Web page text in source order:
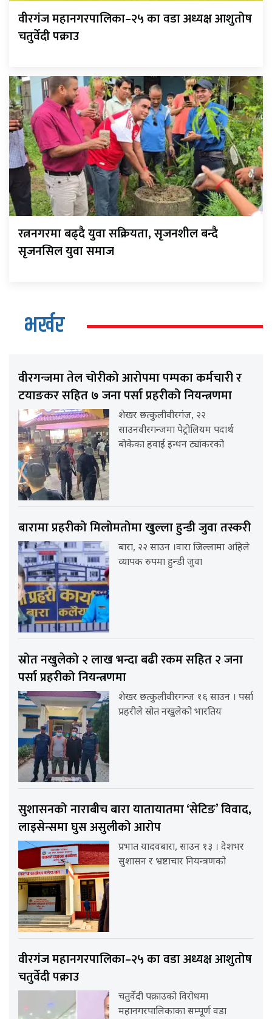
वीरगंज महानगरपालिका–२५ का वडा अध्यक्ष आशुतोष
चतुर्वेदी पक्राउ
रत्ननगरमा बढ्दै युवा सक्रियता, सृजनशील बन्दै
सृजनसिल युवा समाज
भर्खर
वीरगन्जमा तेल चोरीको आरोपमा पम्पका कर्मचारी र
टयाङकर सहित ७ जना पर्सा प्रहरीको नियन्त्रणमा
शेखर छत्कुलीवीरगंज, २२
साउनवीरगन्जमा पेट्रोलियम पदार्थ
बोकेका हवाई इन्धन ट्यांकरको
बारामा प्रहरीको मिलोमतोमा खुल्ला हुन्डी जुवा तस्करी
बारा, २२ साउन ।वारा जिल्लामा अहिले
व्यापक रुपमा हुन्डी जुवा
स्रोत नखुलेको २ लाख भन्दा बढी रकम सहित २ जना
पर्सा प्रहरीको नियन्त्रणमा
शेखर छत्कुलीवीरगन्ज १६ साउन । पर्सा
प्रहरीले स्रोत नखुलेको भारतिय
सुशासनको नाराबीच बारा यातायातमा ‘सेटिङ’ विवाद,
लाइसेन्समा घुस असुलीको आरोप
प्रभात यादवबारा, साउन १३ । देशभर
सुशासन र भ्रष्टाचार नियन्त्रणको
वीरगंज महानगरपालिका–२५ का वडा अध्यक्ष आशुतोष
चतुर्वेदी पक्राउ
चतुर्वेदी पक्राउको विरोधमा
महानगरपालिकाका सम्पूर्ण वडा